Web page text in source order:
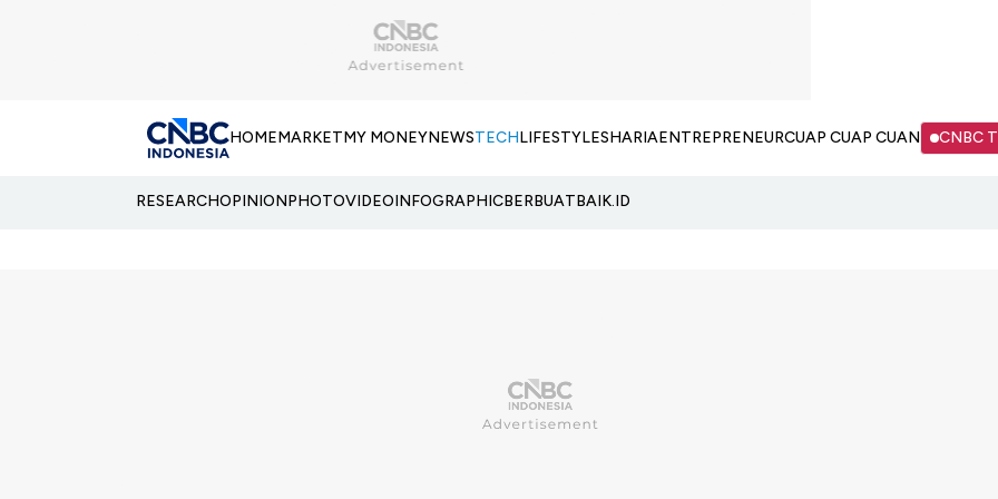
HOMEMARKETMY MONEYNEWSTECHLIFESTYLESHARIAENTREPRENEURCUAP CUAP CUAN CNBC
RESEARCHOPINIONPHOTOVIDEOINFOGRAPHICBERBUATBAIK.ID